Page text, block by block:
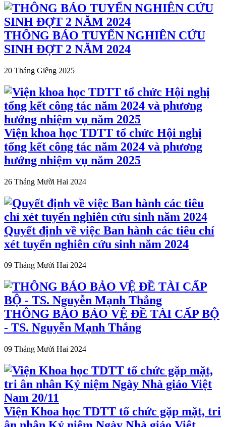
THÔNG BÁO TUYỂN NGHIÊN CỨU
SINH ĐỢT 2 NĂM 2024
20 Tháng Giêng 2025
Viện khoa học TDTT tổ chức Hội nghị
tổng kết công tác năm 2024 và phương
hướng nhiệm vụ năm 2025
26 Tháng Mười Hai 2024
Quyết định về việc Ban hành các tiêu chí
xét tuyển nghiên cứu sinh năm 2024
09 Tháng Mười Hai 2024
THÔNG BÁO BẢO VỆ ĐỀ TÀI CẤP BỘ
- TS. Nguyễn Mạnh Thắng
09 Tháng Mười Hai 2024
Viện Khoa học TDTT tổ chức gặp mặt, tri